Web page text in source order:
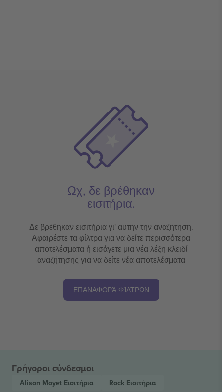
Ωχ, δε βρέθηκαν
εισιτήρια.
Δε βρέθηκαν εισιτήρια γι' αυτήν την αναζήτηση.
Αφαιρέστε τα φίλτρα για να δείτε περισσότερα
αποτελέσματα ή εισάγετε μια νέα λέξη-κλειδί
αναζήτησης για να δείτε νέα αποτελέσματα
ΕΠΑΝΑΦΟΡΆ ΦΊΛΤΡΩΝ
Γρήγοροι σύνδεσμοι
Alison Moyet Εισιτήρια Rock Εισιτήρια